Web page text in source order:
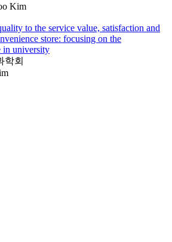
Kim
to the service value, satisfaction and
store: focusing on the
in university
학회